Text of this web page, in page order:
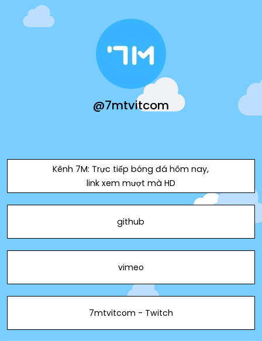
@7mtvitcom
Kênh 7M: Trực tiếp bóng đá hôm nay,
link xem mượt mà HD
github
vimeo
7mtvitcom - Twitch